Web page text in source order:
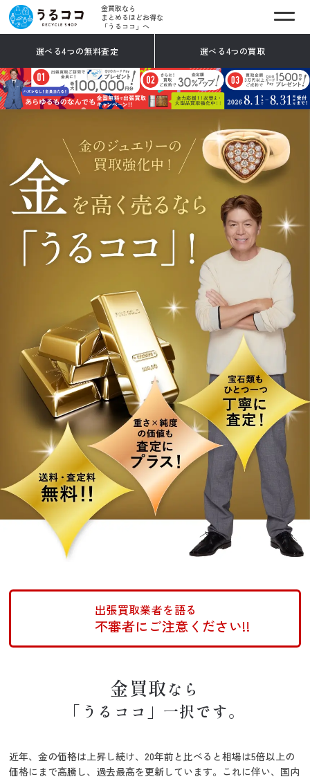
金買取なら
まとめるほどお得な
「うるココ」へ
選べる4つの無料査定 選べる4つの買取
出張買取業者を語る
不審者にご注意ください!!
金買取なら
「うるココ」一択です。
近年、金の価格は上昇し続け、20年前と比べると相場は5倍以上の
価格にまで高騰し、過去最高を更新しています。これに伴い、国内